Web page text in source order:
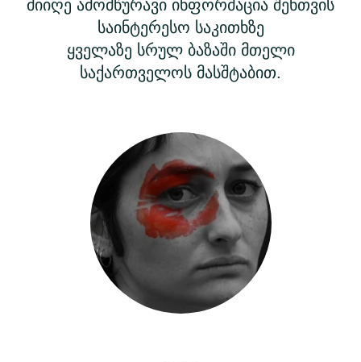
მიიღე ამომწურავი ინფორმაცია შენთვის
საინტერესო საკითხზე
ყველაზე სრულ ბაზაში მთელი
საქართველოს მასშტაბით.